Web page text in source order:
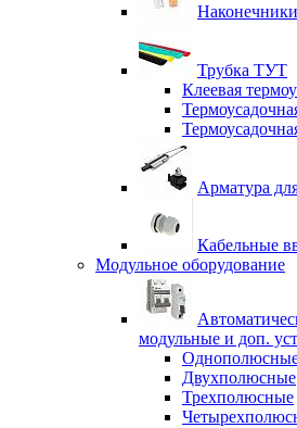
Трубка ТУТ
Клеевая
Арматура
Кабельные
Модульное оборудование
модульные и доп.
Двухполюсные
Трехполюсные